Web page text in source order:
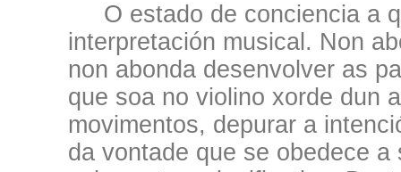
O estado de conciencia a
interpretación musical. Non
non abonda desenvolver as
que soa no violino xorde dun
movimentos, depurar a
da vontade que se obedece